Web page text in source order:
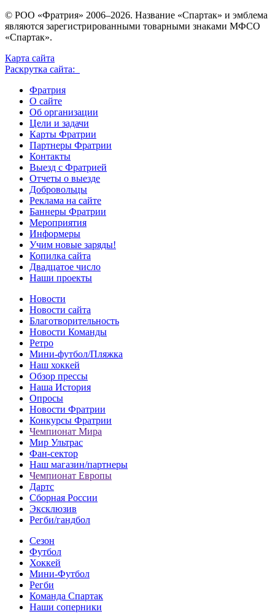
© РОО «Фратрия» 2006–2026. Название «Спартак» и эмблема
являются зарегистрированными товарными знаками МФСО
«Спартак».
Карта сайта
Раскрутка сайта:
Фратрия
О сайте
Об организации
Цели и задачи
Карты Фратрии
Партнеры Фратрии
Контакты
Выезд с Фратрией
Отчеты о выезде
Добровольцы
Реклама на сайте
Баннеры Фратрии
Мероприятия
Информеры
Учим новые заряды!
Копилка сайта
Двадцатое число
Наши проекты
Новости
Новости сайта
Благотворительность
Новости Команды
Ретро
Мини-футбол/Пляжка
Наш хоккей
Обзор прессы
Наша История
Опросы
Новости Фратрии
Конкурсы Фратрии
Чемпионат Мира
Мир Ультрас
Фан-cектор
Наш магазин/партнеры
Чемпионат Европы
Дартс
Сборная России
Эксклюзив
Регби/гандбол
Сезон
Футбол
Хоккей
Мини-Футбол
Регби
Команда Спартак
Наши соперники